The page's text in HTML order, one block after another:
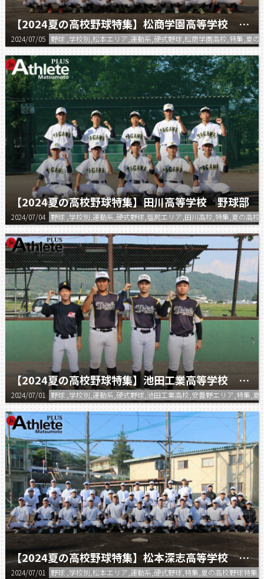
【2024夏の高校野球特集】松商学園高等学校 硬式野球部
2024/07/05 野球 ,学校別,松本エリア,運動系,硬式野球,松商学園高校,特集,夏の
【2024夏の高校野球特集】田川高等学校 野球部
2024/07/04 野球 ,学校別,運動系,硬式野球,塩尻エリア,田川高校,特集,夏の高校
【2024夏の高校野球特集】池田工業高等学校 野球部
2024/07/01 野球 ,学校別,運動系,硬式野球,池田工業高校,安曇野エリア,特集,夏
【2024夏の高校野球特集】松本深志高等学校 野球部
2024/07/01 野球 ,学校別,松本エリア,運動系,硬式野球,特集,夏の高校野球特集,